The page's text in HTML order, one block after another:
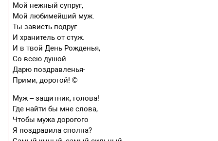
Мой нежный супруг,
Мой любимейший муж.
Ты зависть подруг
И хранитель от стуж.
И в твой День Рожденья,
Со всею душой
Дарю поздравленья-
Прими, дорогой! ©
Муж – защитник, голова!
Где найти бы мне слова,
Чтобы мужа дорогого
Я поздравила сполна?